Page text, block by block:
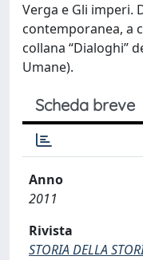
Verga e Gli imperi.
contemporanea, a
collana “Dialoghi”
Umane).
Scheda breve
Anno
2011
Rivista
STORIA DELLA